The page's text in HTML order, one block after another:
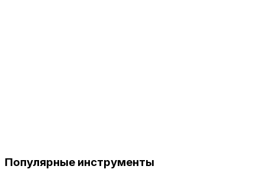
Популярные инструменты